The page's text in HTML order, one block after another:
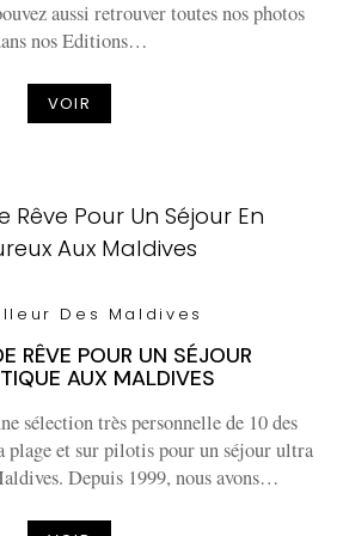
aussi retrouver toutes nos photos
nos Editions…
VOIR
Des Maldives
RÊVE POUR UN SÉJOUR
AUX MALDIVES
sélection très personnelle de 10 des
et sur pilotis pour un séjour ultra
Depuis 1999, nous avons…